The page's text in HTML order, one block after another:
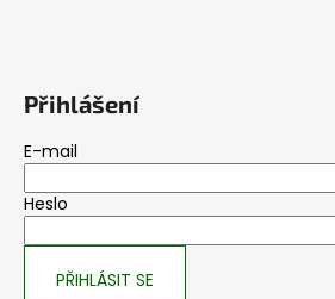
Přihlášení
E-mail
Heslo
PŘIHLÁSIT SE